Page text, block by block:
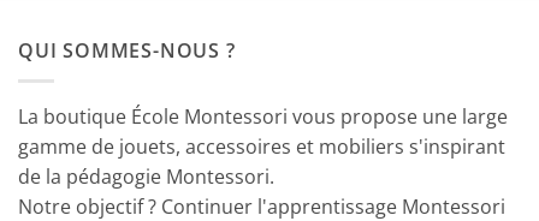
29.90€.
QUI SOMMES-NOUS ?
La boutique École Montessori vous propose une large
gamme de jouets, accessoires et mobiliers s'inspirant
de la pédagogie Montessori.
Notre objectif ? Continuer l'apprentissage Montessori